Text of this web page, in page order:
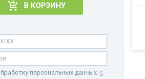
В КОРЗИНУ
персональных данных. С